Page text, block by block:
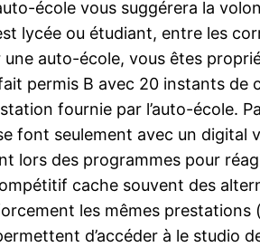
école vous suggérera la
lycée ou étudiant, entre les
auto-école, vous êtes
permis B avec 20 instants
fournie par l’auto-école.
font seulement avec un digital
lors des programmes pour
cache souvent des
les mêmes
d’accéder à le studio de